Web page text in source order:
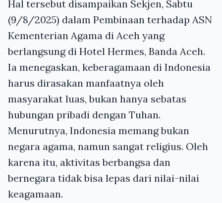
Hal tersebut disampaikan Sekjen, Sabtu
(9/8/2025) dalam Pembinaan terhadap ASN
Kementerian Agama di Aceh yang
berlangsung di Hotel Hermes, Banda Aceh.
Ia menegaskan, keberagamaan di Indonesia
harus dirasakan manfaatnya oleh
masyarakat luas, bukan hanya sebatas
hubungan pribadi dengan Tuhan.
Menurutnya, Indonesia memang bukan
negara agama, namun sangat religius. Oleh
karena itu, aktivitas berbangsa dan
bernegara tidak bisa lepas dari nilai-nilai
keagamaan.